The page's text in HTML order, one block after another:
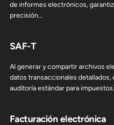
de informes electrónicos,
precisión…
SAF-T
Al generar y compartir archivos
datos transaccionales detallados,
auditoría estándar para
Facturación electrónica